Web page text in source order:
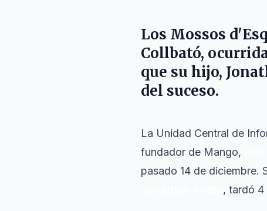
Los Mossos
Collbató,
que su hijo,
del suceso.
La Unidad Central de
fundador de Mango,
pasado 14 de diciembre.
, tardó 4